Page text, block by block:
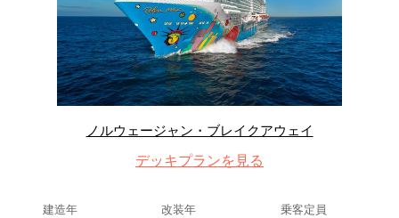
ノルウェージャン・ブレイクアウェイ
デッキプランを見る
建造年 改装年 乗客定員